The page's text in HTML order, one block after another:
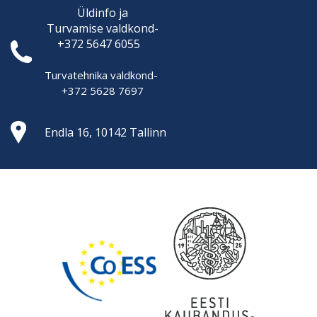
Üldinfo ja
Turvamise valdkond-
+372 5647 6055
Turvatehnika valdkond-
+372 5628 7697
Endla 16, 10142 Tallinn